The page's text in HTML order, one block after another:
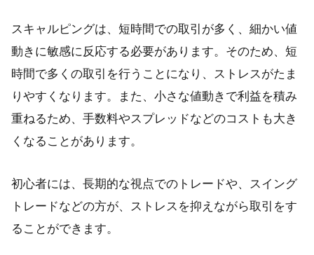
スキャルピングは、短時間での取引が多く、細かい値
動きに敏感に反応する必要があります。そのため、短
時間で多くの取引を行うことになり、ストレスがたま
りやすくなります。また、小さな値動きで利益を積み
重ねるため、手数料やスプレッドなどのコストも大き
くなることがあります。
初心者には、長期的な視点でのトレードや、スイング
トレードなどの方が、ストレスを抑えながら取引をす
ることができます。